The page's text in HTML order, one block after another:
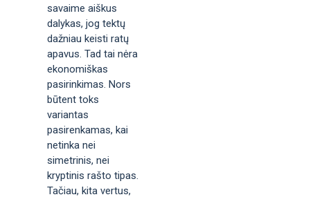
savaime aiškus
dalykas, jog tektų
dažniau keisti ratų
apavus. Tad tai nėra
ekonomiškas
pasirinkimas. Nors
būtent toks
variantas
pasirenkamas, kai
netinka nei
simetrinis, nei
kryptinis rašto tipas.
Tačiau, kita vertus,